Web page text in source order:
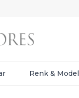
Renk & Model